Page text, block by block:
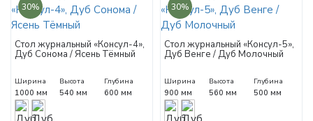
30%
Стол журнальный «Консул-4»,
Дуб Сонома / Ясень Тёмный
Ширина
1000 мм
Высота
540 мм
Глубина
600 мм
30%
Стол журнальный «Консул-5»,
Дуб Венге / Дуб Молочный
Ширина
900 мм
Высота
560 мм
Глубина
500 мм